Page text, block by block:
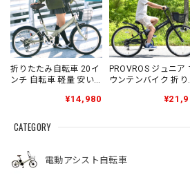
CATEGORY
電動アシスト自転車
マットアイボリーホワイト
2026/07/15
商品を購入しましたが、本来同封さ
ピン」が入っていませんでした。商
かかりました。 その間は自転車を使
大変不便でした。不足品がないか発送
迅速に行っていただけると安心して
折りたたみ自転車 20イ
ンチ 自転車 軽量 安い
P-206 [1年保証]
¥14,980
PROVROS ジュニア
ウンテンバイク 折り
24インチ 自転車 シ
ーカー保証1年】 P-